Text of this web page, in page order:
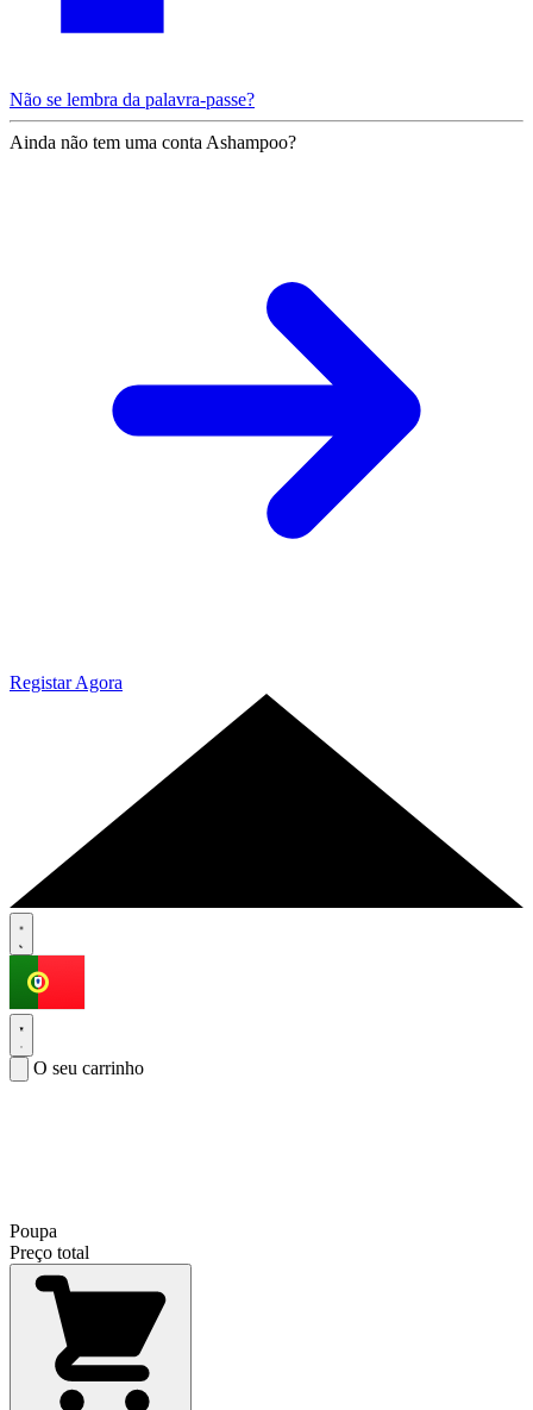
Não se lembra da palavra-passe?
Ainda não tem uma conta Ashampoo?
Registar Agora
O seu carrinho
Poupa
Preço total